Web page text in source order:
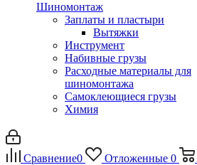
Шиномонтаж
Заплаты и пластыри
Вытяжки
Инструмент
Набивные грузы
Расходные материалы для
шиномонтажа
Самоклеющиеся грузы
Химия
Сравнение0 Отложенные 0